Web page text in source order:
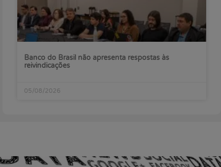
Banco do Brasil não apresenta respostas às
reivindicações
05/08/2026